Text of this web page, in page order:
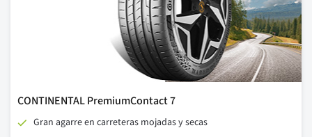
CONTINENTAL PremiumContact 7
Gran agarre en carreteras mojadas y secas